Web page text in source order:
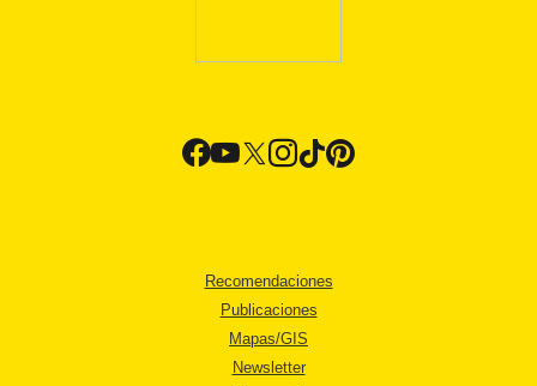
Recomendaciones
Publicaciones
Mapas/GIS
Newsletter